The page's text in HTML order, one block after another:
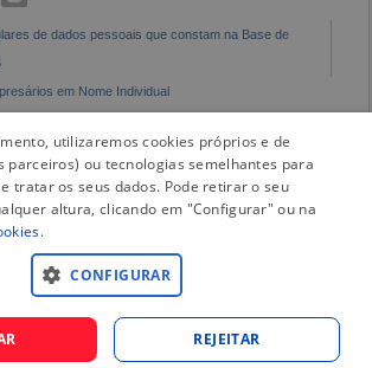
de dados pessoais que constam na Base de
em Nome Individual
utilizaremos cookies próprios e de
parceiros) ou tecnologias semelhantes para
tratar os seus dados. Pode retirar o seu
altura, clicando em "Configurar" ou na
.
CONFIGURAR
REJEITAR